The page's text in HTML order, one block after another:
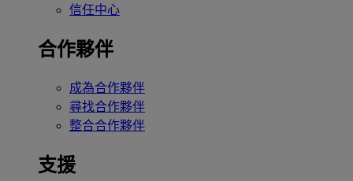
信任中心
合作夥伴
成為合作夥伴
尋找合作夥伴
整合合作夥伴
支援